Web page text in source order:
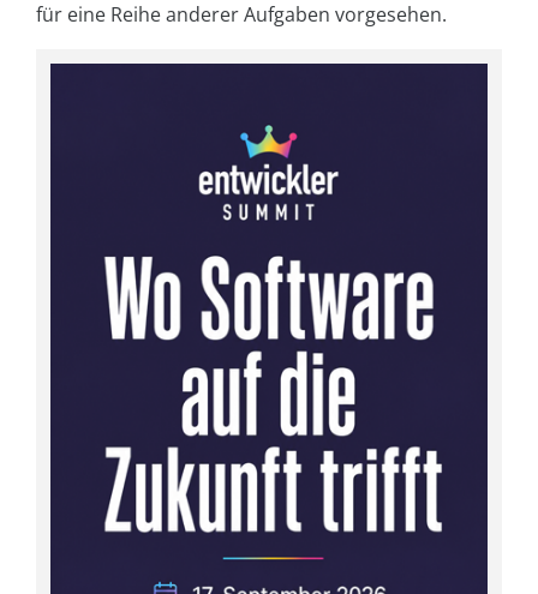
für eine Reihe anderer Aufgaben vorgesehen.